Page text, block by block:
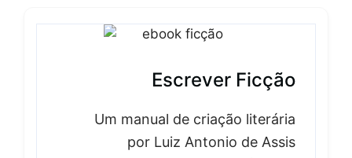
Escrever Ficção
Um manual de criação literária
por Luiz Antonio de Assis